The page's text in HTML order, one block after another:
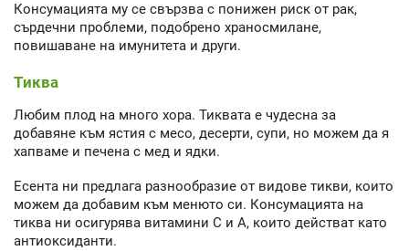
Консумацията му се свързва с понижен риск от рак,
сърдечни проблеми, подобрено храносмилане,
повишаване на имунитета и други.
Тиква
Любим плод на много хора. Тиквата е чудесна за
добавяне към ястия с месо, десерти, супи, но можем да я
хапваме и печена с мед и ядки.
Есента ни предлага разнообразие от видове тикви, които
можем да добавим към менюто си. Консумацията на
тиква ни осигурява витамини С и А, които действат като
антиоксиданти.